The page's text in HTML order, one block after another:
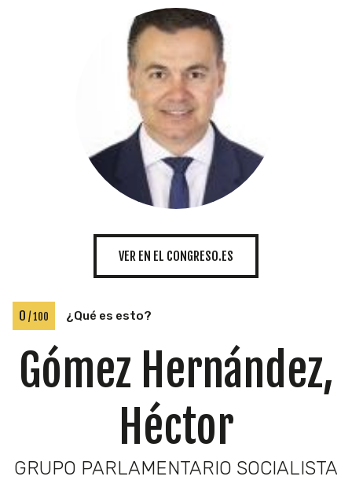
INICIATIVAS
TEMÁTICAS
VER EN EL CONGRESO.ES
0 / 100 ¿Qué es esto?
Gómez Hernández,
Héctor
GRUPO PARLAMENTARIO SOCIALISTA